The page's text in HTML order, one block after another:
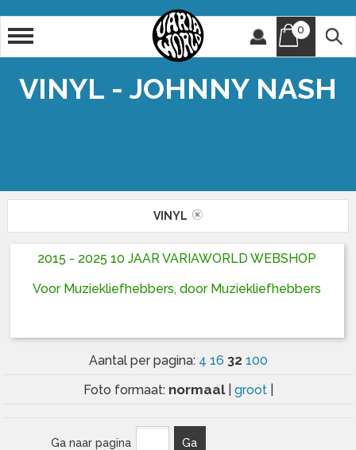
0
VINYL - JOHNNY NASH
VINYL
2015 - 2025 10 JAAR VARIAWORLD WEBSHOP
Voor Muziekliefhebbers, door Muziekliefhebbers
Aantal per pagina: 4 16 32 100
Foto formaat: normaal groot
Ga naar pagina Ga